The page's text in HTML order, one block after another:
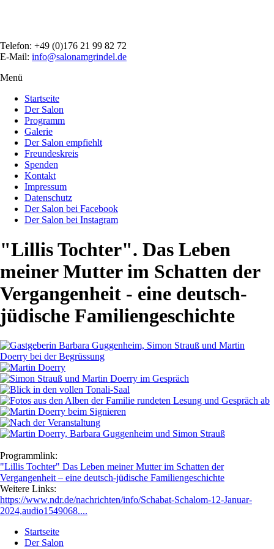
Telefon: +49 (0)176 21 99 82 72
E-Mail: info@salonamgrindel.de
Menü
Startseite
Der Salon
Programm
Galerie
Der Salon empfiehlt
Freundeskreis
Spenden
Kontakt
Impressum
Datenschutz
Der Salon bei Facebook
Der Salon bei Instagram
"Lillis Tochter". Das Leben
meiner Mutter im Schatten der
Vergangenheit - eine deutsch-
jüdische Familiengeschichte
Programmlink:
"Lillis Tochter" Das Leben meiner Mutter im Schatten der
Vergangenheit – eine deutsch-jüdische Familiengeschichte
Weitere Links:
https://www.ndr.de/nachrichten/info/Schabat-Schalom-12-Januar-
2024,audio1549068....
Startseite
Der Salon